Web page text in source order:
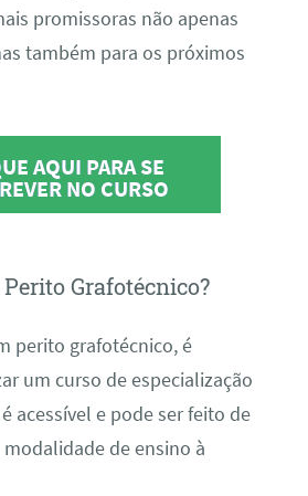
promissoras não apenas
também para os próximos
AQUI PARA SE
NO CURSO
Grafotécnico?
perito grafotécnico, é
um curso de especialização
acessível e pode ser feito de
de ensino à